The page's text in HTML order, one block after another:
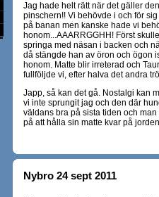
Jag hade helt rätt när det gäller
pinschern!! Vi behövde i och för
på banan men kanske hade vi
honom...AAARRGGHH! Först
springa med näsan i backen och
då stängde han av öron och ögon
honom. Matte blir irreterad och
fullföljde vi, efter halva det andra
Japp, så kan det gå. Nostalgi kan
vi inte sprungit jag och den där
väldans bra på sista tiden och
på att hålla sin matte kvar på
Nybro 24 sept 2011